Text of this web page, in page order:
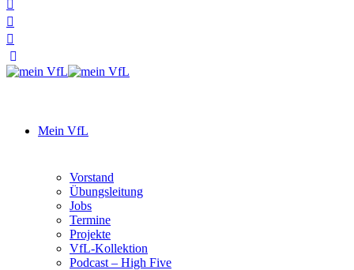
Mein VfL
Vorstand
Übungsleitung
Jobs
Termine
Projekte
VfL-Kollektion
Podcast – High Five